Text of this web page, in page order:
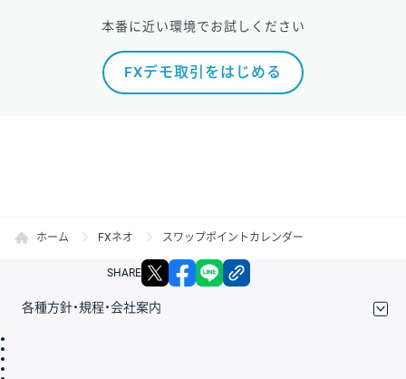
本番に近い環境でお試しください
FXデモ取引をはじめる
ホーム FXネオ スワップポイントカレンダー
SHARE X facebook
各種方針・規程・会社案内